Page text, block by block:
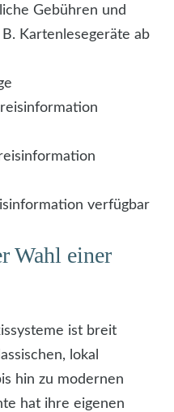
Gebühren und
Kartenlesegeräte ab
verfügbar
Wahl einer
ist breit
lokal
hin zu modernen
hat ihre eigenen